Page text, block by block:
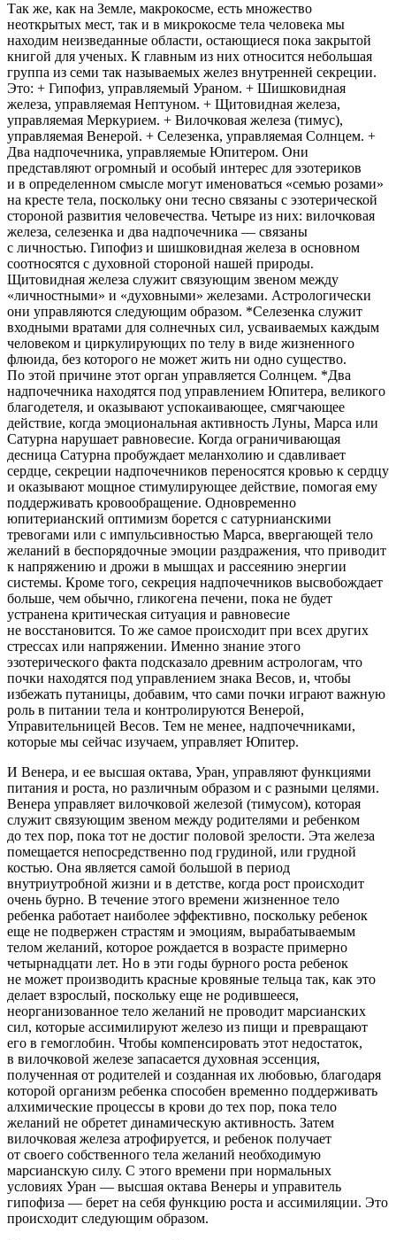
Так же, как на Земле, макрокосме, есть множество
неоткрытых мест, так и в микрокосме тела человека мы
находим неизведанные области, остающиеся пока закрытой
книгой для ученых. К главным из них относится небольшая
группа из семи так называемых желез внутренней секреции.
Это: + Гипофиз, управляемый Ураном. + Шишковидная
железа, управляемая Нептуном. + Щитовидная железа,
управляемая Меркурием. + Вилочковая железа (тимус),
управляемая Венерой. + Селезенка, управляемая Солнцем. +
Два надпочечника, управляемые Юпитером. Они
представляют огромный и особый интерес для эзотериков
и в определенном смысле могут именоваться «семью розами»
на кресте тела, поскольку они тесно связаны с эзотерической
стороной развития человечества. Четыре из них: вилочковая
железа, селезенка и два надпочечника — связаны
с личностью. Гипофиз и шишковидная железа в основном
соотносятся с духовной стороной нашей природы.
Щитовидная железа служит связующим звеном между
«личностными» и «духовными» железами. Астрологически
они управляются следующим образом. *Селезенка служит
входными вратами для солнечных сил, усваиваемых каждым
человеком и циркулирующих по телу в виде жизненного
флюида, без которого не может жить ни одно существо.
По этой причине этот орган управляется Солнцем. *Два
надпочечника находятся под управлением Юпитера, великого
благодетеля, и оказывают успокаивающее, смягчающее
действие, когда эмоциональная активность Луны, Марса или
Сатурна нарушает равновесие. Когда ограничивающая
десница Сатурна пробуждает меланхолию и сдавливает
сердце, секреции надпочечников переносятся кровью к сердцу
и оказывают мощное стимулирующее действие, помогая ему
поддерживать кровообращение. Одновременно
юпитерианский оптимизм борется с сатурнианскими
тревогами или с импульсивностью Марса, ввергающей тело
желаний в беспорядочные эмоции раздражения, что приводит
к напряжению и дрожи в мышцах и рассеянию энергии
системы. Кроме того, секреция надпочечников высвобождает
больше, чем обычно, гликогена печени, пока не будет
устранена критическая ситуация и равновесие
не восстановится. То же самое происходит при всех других
стрессах или напряжении. Именно знание этого
эзотерического факта подсказало древним астрологам, что
почки находятся под управлением знака Весов, и, чтобы
избежать путаницы, добавим, что сами почки играют важную
роль в питании тела и контролируются Венерой,
Управительницей Весов. Тем не менее, надпочечниками,
которые мы сейчас изучаем, управляет Юпитер.
И Венера, и ее высшая октава, Уран, управляют функциями
питания и роста, но различным образом и с разными целями.
Венера управляет вилочковой железой (тимусом), которая
служит связующим звеном между родителями и ребенком
до тех пор, пока тот не достиг половой зрелости. Эта железа
помещается непосредственно под грудиной, или грудной
костью. Она является самой большой в период
внутриутробной жизни и в детстве, когда рост происходит
очень бурно. В течение этого времени жизненное тело
ребенка работает наиболее эффективно, поскольку ребенок
еще не подвержен страстям и эмоциям, вырабатываемым
телом желаний, которое рождается в возрасте примерно
четырнадцати лет. Но в эти годы бурного роста ребенок
не может производить красные кровяные тельца так, как это
делает взрослый, поскольку еще не родившееся,
неорганизованное тело желаний не проводит марсианских
сил, которые ассимилируют железо из пищи и превращают
его в гемоглобин. Чтобы компенсировать этот недостаток,
в вилочковой железе запасается духовная эссенция,
полученная от родителей и созданная их любовью, благодаря
которой организм ребенка способен временно поддерживать
алхимические процессы в крови до тех пор, пока тело
желаний не обретет динамическую активность. Затем
вилочковая железа атрофируется, и ребенок получает
от своего собственного тела желаний необходимую
марсианскую силу. С этого времени при нормальных
условиях Уран — высшая октава Венеры и управитель
гипофиза — берет на себя функцию роста и ассимиляции. Это
происходит следующим образом.